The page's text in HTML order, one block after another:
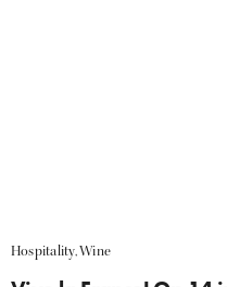
Hospitality,Wine